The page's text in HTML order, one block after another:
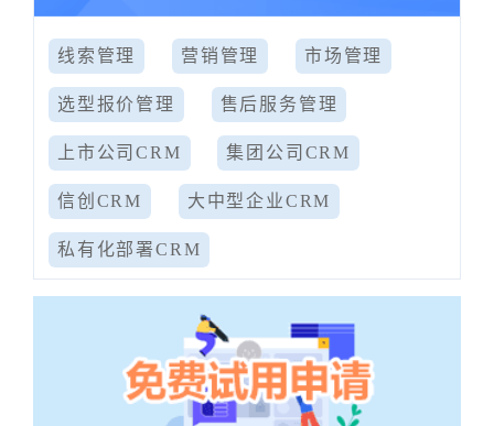
线索管理 营销管理 市场管理
选型报价管理 售后服务管理
上市公司CRM 集团公司CRM
信创CRM 大中型企业CRM
私有化部署CRM